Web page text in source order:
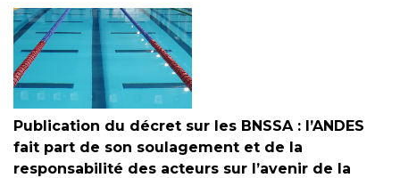
Publication du décret sur les BNSSA : l’ANDES
fait part de son soulagement et de la
responsabilité des acteurs sur l’avenir de la